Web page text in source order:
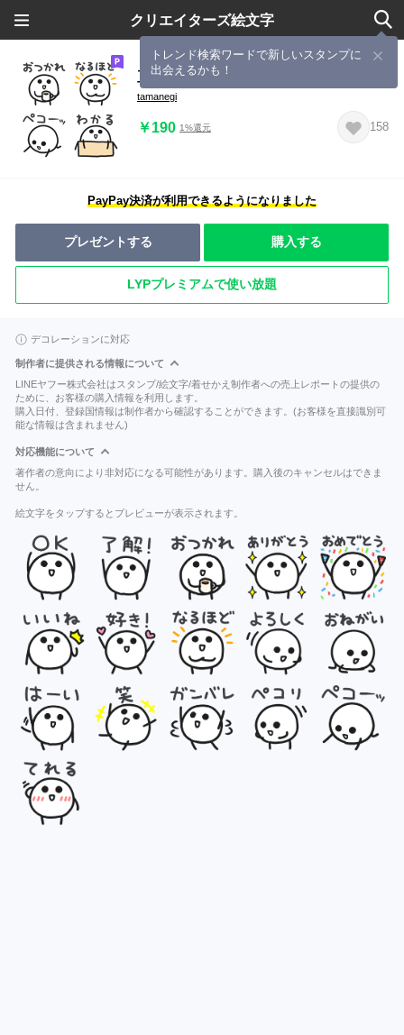
クリエイターズ絵文字
トレンド検索ワードで新しいスタンプに
出会えるかも！
豆みたいなヤツ【文字あり】
tamanegi
￥190 1%還元 158
PayPay決済が利用できるようになりました
プレゼントする 購入する
LYPプレミアムで使い放題
デコレーションに対応
制作者に提供される情報について
LINEヤフー株式会社はスタンプ/絵文字/着せかえ制作者への売上レポートの提供の
ために、お客様の購入情報を利用します。
購入日付、登録国情報は制作者から確認することができます。(お客様を直接識別可
能な情報は含まれません)
対応機能について
著作者の意向により非対応になる可能性があります。購入後のキャンセルはできま
せん。
絵文字をタップするとプレビューが表示されます。